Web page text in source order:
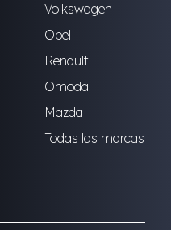
Volkswagen
Opel
Renault
Omoda
Mazda
Todas las marcas